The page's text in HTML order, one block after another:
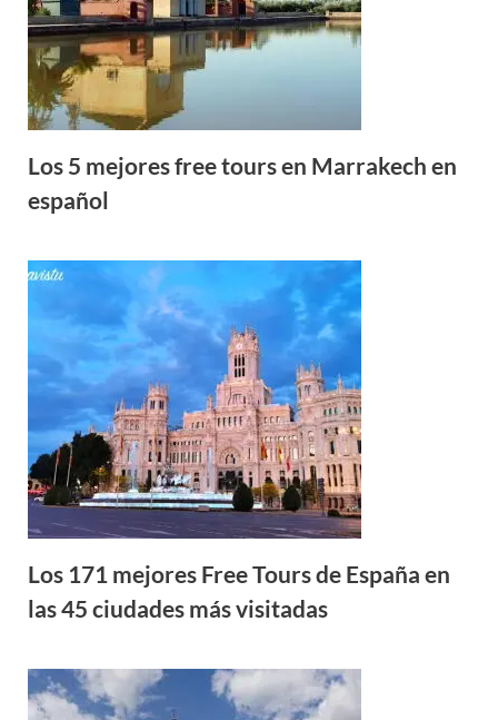
Los 5 mejores free tours en Marrakech en
español
Los 171 mejores Free Tours de España en
las 45 ciudades más visitadas